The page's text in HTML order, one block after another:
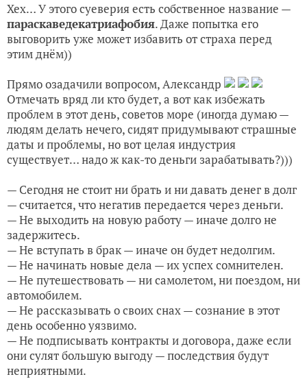
Хех… У этого суеверия есть собственное название —
параскаведекатриафобия. Даже попытка его
выговорить уже может избавить от страха перед
этим днём))
Прямо озадачили вопросом, Александр
Отмечать вряд ли кто будет, а вот как избежать
проблем в этот день, советов море (иногда думаю —
людям делать нечего, сидят придумывают страшные
даты и проблемы, но вот целая индустрия
существует… надо ж как-то деньги зарабатывать?)))
— Сегодня не стоит ни брать и ни давать денег в долг
— считается, что негатив передается через деньги.
— Не выходить на новую работу — иначе долго не
задержитесь.
— Не вступать в брак — иначе он будет недолгим.
— Не начинать новые дела — их успех сомнителен.
— Не путешествовать — ни самолетом, ни поездом, ни
автомобилем.
— Не рассказывать о своих снах — сознание в этот
день особенно уязвимо.
— Не подписывать контракты и договора, даже если
они сулят большую выгоду — последствия будут
неприятными.